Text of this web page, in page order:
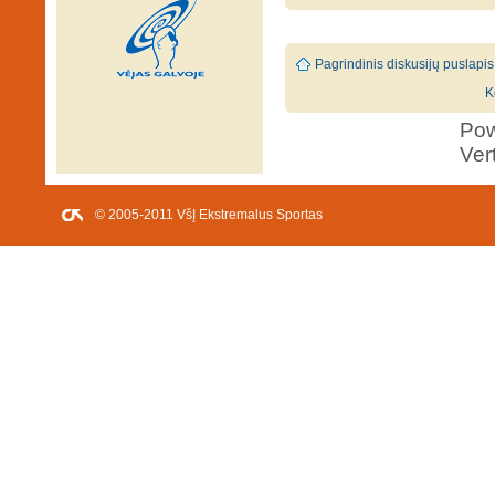
Pagrindinis diskusijų puslapis
© 2005-2011 VšĮ Ekstremalus Sportas